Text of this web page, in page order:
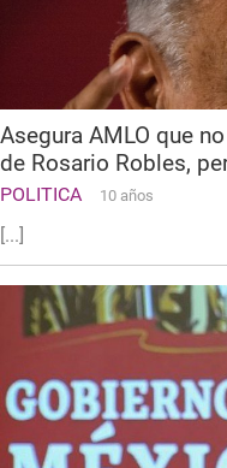
Asegura AMLO que
de Rosario Robles,
POLITICA 10 años
[...]